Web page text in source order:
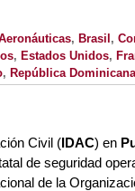
, Brasil ,
, Estados Unidos,
, República Dominicana
Civil (IDAC) en
de seguridad
de la